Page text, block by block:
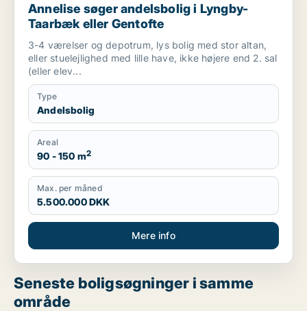
Annelise søger andelsbolig i Lyngby-
Taarbæk eller Gentofte
3-4 værelser og depotrum, lys bolig med stor altan,
eller stuelejlighed med lille have, ikke højere end 2. sal
(eller elev...
Type
Andelsbolig
Areal
90 - 150 m2
Max. per måned
5.500.000 DKK
Mere info
Seneste boligsøgninger i samme
område